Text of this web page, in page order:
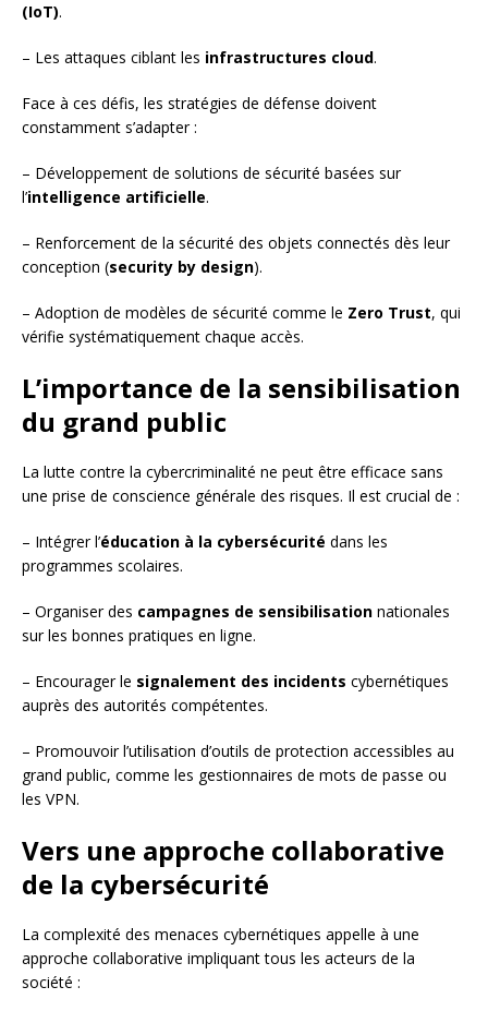
(IoT).
– Les attaques ciblant les infrastructures cloud.
Face à ces défis, les stratégies de défense doivent
constamment s’adapter :
– Développement de solutions de sécurité basées sur
l’intelligence artificielle.
– Renforcement de la sécurité des objets connectés dès leur
conception (security by design).
– Adoption de modèles de sécurité comme le Zero Trust, qui
vérifie systématiquement chaque accès.
L’importance de la sensibilisation
du grand public
La lutte contre la cybercriminalité ne peut être efficace sans
une prise de conscience générale des risques. Il est crucial de :
– Intégrer l’éducation à la cybersécurité dans les
programmes scolaires.
– Organiser des campagnes de sensibilisation nationales
sur les bonnes pratiques en ligne.
– Encourager le signalement des incidents cybernétiques
auprès des autorités compétentes.
– Promouvoir l’utilisation d’outils de protection accessibles au
grand public, comme les gestionnaires de mots de passe ou
les VPN.
Vers une approche collaborative
de la cybersécurité
La complexité des menaces cybernétiques appelle à une
approche collaborative impliquant tous les acteurs de la
société :